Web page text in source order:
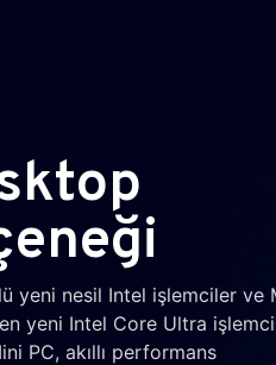
yeni nesil Intel işlemciler ve
yeni Intel Core Ultra
PC, akıllı performans